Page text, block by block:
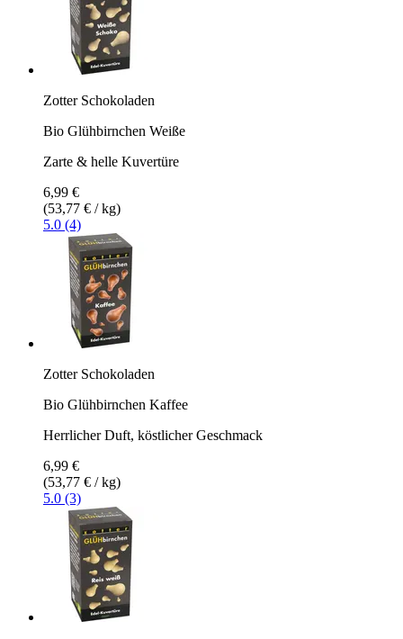
Zotter Schokoladen
Bio Glühbirnchen Weiße
Zarte & helle Kuvertüre
6,99 €
(53,77 € / kg)
5.0 (4)
Zotter Schokoladen
Bio Glühbirnchen Kaffee
Herrlicher Duft, köstlicher Geschmack
6,99 €
(53,77 € / kg)
5.0 (3)